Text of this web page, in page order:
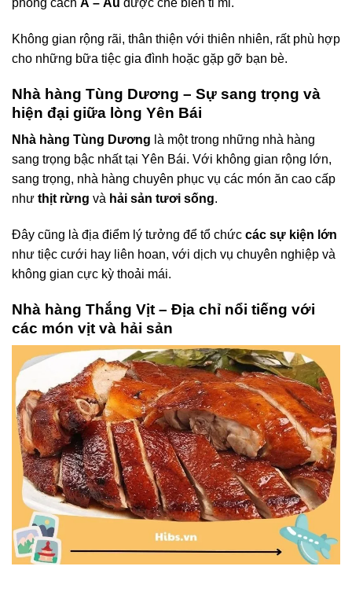
phong cách Á – Âu được chế biến tỉ mỉ.
Không gian rộng rãi, thân thiện với thiên nhiên, rất phù hợp
cho những bữa tiệc gia đình hoặc gặp gỡ bạn bè.
Nhà hàng Tùng Dương – Sự sang trọng và
hiện đại giữa lòng Yên Bái
Nhà hàng Tùng Dương là một trong những nhà hàng
sang trọng bậc nhất tại Yên Bái. Với không gian rộng lớn,
sang trọng, nhà hàng chuyên phục vụ các món ăn cao cấp
như thịt rừng và hải sản tươi sống.
Đây cũng là địa điểm lý tưởng để tổ chức các sự kiện lớn
như tiệc cưới hay liên hoan, với dịch vụ chuyên nghiệp và
không gian cực kỳ thoải mái.
Nhà hàng Thắng Vịt – Địa chỉ nổi tiếng với
các món vịt và hải sản